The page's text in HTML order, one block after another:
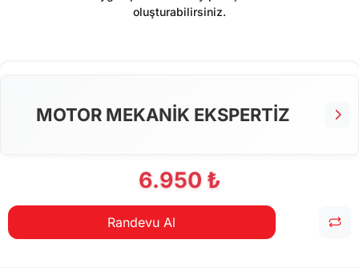
oluşturabilirsiniz.
MOTOR MEKANİK EKSPERTİZ
6.950 ₺
Randevu Al